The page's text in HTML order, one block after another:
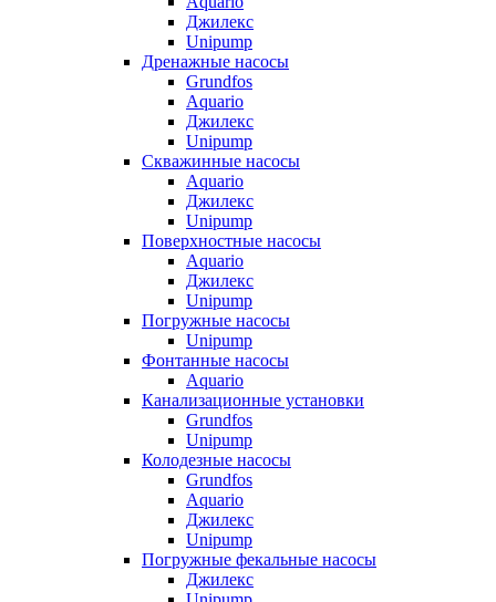
Джилекс
Unipump
Дренажные насосы
Grundfos
Aquario
Джилекс
Unipump
Скважинные насосы
Aquario
Джилекс
Unipump
Поверхностные насосы
Aquario
Джилекс
Unipump
Погружные насосы
Unipump
Фонтанные насосы
Aquario
Канализационные установки
Grundfos
Unipump
Колодезные насосы
Grundfos
Aquario
Джилекс
Unipump
Погружные фекальные насосы
Джилекс